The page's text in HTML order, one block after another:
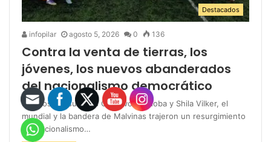
Destacados
infopilar agosto 5, 2026 0 136
Contra la venta de tierras, los
jóvenes, los nuevos abanderados
del nacionalismo democrático
Para los consultores Gustavo Córdoba y Shila Vilker, el
mundial y la bandera de Malvinas trajeron un resurgimiento
del nacionalismo…